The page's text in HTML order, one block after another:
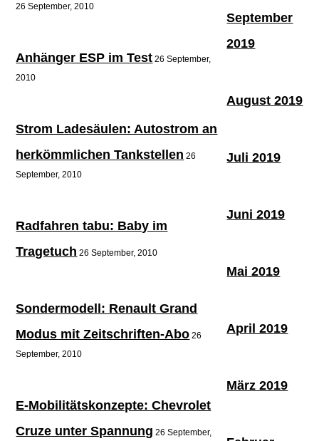
26 September, 2010
Anhänger ESP im Test 26 September,
2010
Strom Ladesäulen: Autostrom an
herkömmlichen Tankstellen 26
September, 2010
Radfahren tabu: Baby im
Tragetuch 26 September, 2010
Sondermodell: Renault Grand
Modus mit Zeitschriften-Abo 26
September, 2010
E-Mobilitätskonzepte: Chevrolet
Cruze unter Spannung 26 September,
September
2019
August 2019
Juli 2019
Juni 2019
Mai 2019
April 2019
März 2019